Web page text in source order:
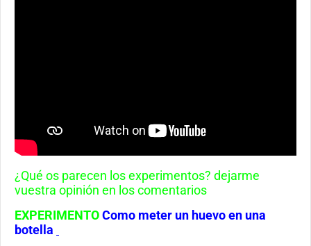
¿Qué os parecen los experimentos? dejarme
vuestra opinión en los comentarios
EXPERIMENTOComo meter un huevo en una
botella